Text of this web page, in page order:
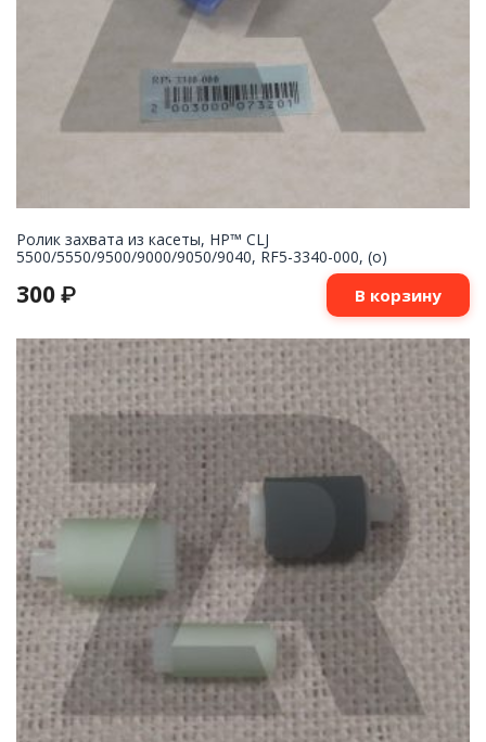
Ролик захвата из касеты, HP™ CLJ
5500/5550/9500/9000/9050/9040, RF5-3340-000, (o)
300 ₽ В корзину